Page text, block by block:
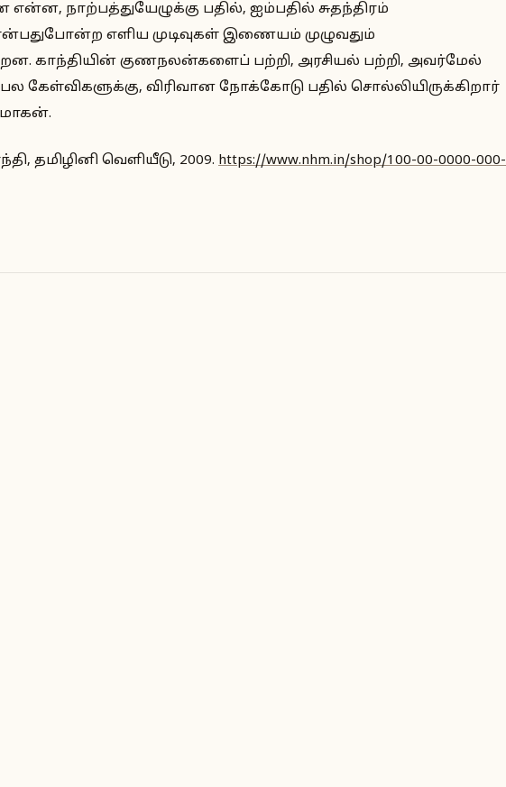
நாற்பத்துயேழுக்கு பதில், ஐம்பதில் சுதந்திரம்
என்பதுபோன்ற எளிய முடிவுகள் இணையம் முழுவதும்
காந்தியின் குணநலன்களைப் பற்றி, அரசியல் பற்றி, அவர்மேல்
கேள்விகளுக்கு, விரிவான நோக்கோடு பதில் சொல்லியிருக்கிறார்
தமிழினி வெளியீடு, 2009. https://www.nhm.in/shop/100-00-0000-000-